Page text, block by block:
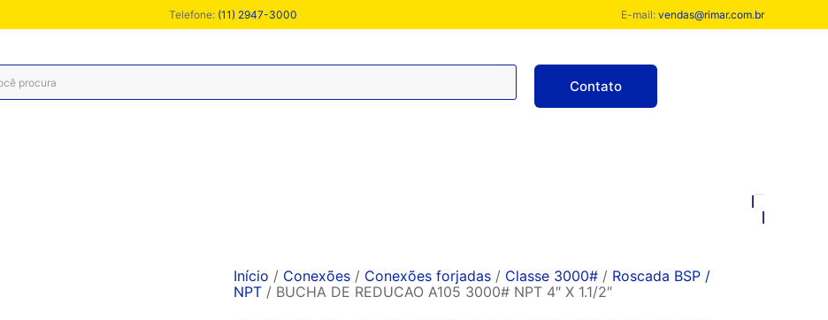
Telefone: (11) 2947-3000 E-mail: vendas@rimar.com.br
Contato
Início / Conexões / Conexões forjadas / Classe 3000# / Roscada BSP /
NPT / BUCHA DE REDUCAO A105 3000# NPT 4″ X 1.1/2″